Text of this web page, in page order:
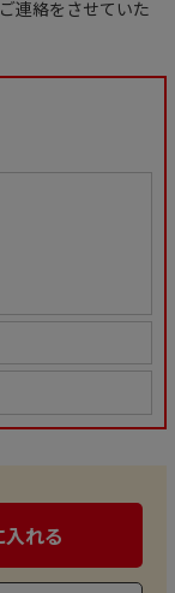
連絡をさせていた
れる